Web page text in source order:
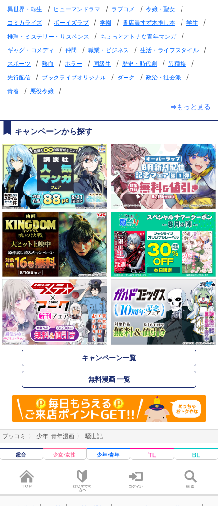
異世界・転生 / ヒューマンドラマ / ラブコメ / 令嬢・聖女 /
コミカライズ / ボーイズラブ / 学園 / 書店員すず木推し本 / 学生 /
推理・ミステリー・サスペンス / ちょっとオトナな青年マンガ /
ギャグ・コメディ / 仲間 / 職業・ビジネス / 生活・ライフスタイル /
スポーツ / 熱血 / ホラー / 同級生 / 歴史・時代劇 / 異種族 /
先行配信 / ブックライブオリジナル / ダーク / 政治・社会派 /
青春 / 悪役令嬢
/
⇒もっと見る
キャンペーンから探す
キャンペーン一覧
無料漫画 一覧
ブッコミ 少年･青年漫画 騒世記